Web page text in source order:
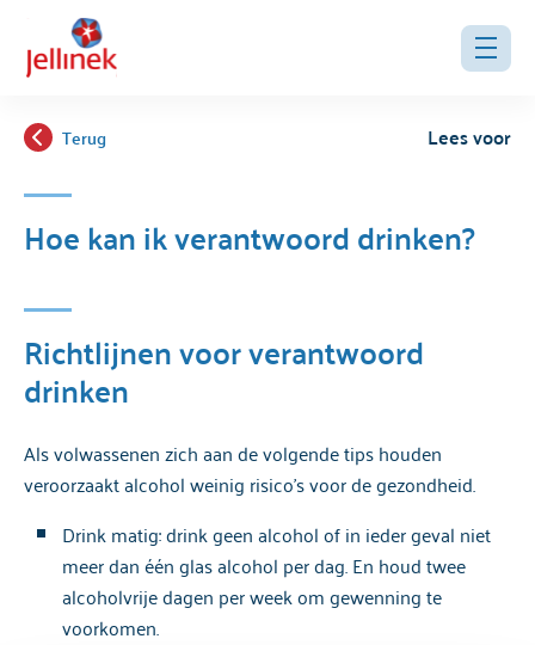
Terug Lees voor
Hoe kan ik verantwoord drinken?
Richtlijnen voor verantwoord
drinken
Als volwassenen zich aan de volgende tips houden
veroorzaakt alcohol weinig risico's voor de gezondheid.
Drink matig: drink geen alcohol of in ieder geval niet
meer dan één glas alcohol per dag. En houd twee
alcoholvrije dagen per week om gewenning te
voorkomen.